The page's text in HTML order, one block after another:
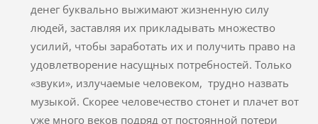
денег буквально выжимают жизненную силу
людей, заставляя их прикладывать множество
усилий, чтобы заработать их и получить право на
удовлетворение насущных потребностей. Только
«звуки», излучаемые человеком, трудно назвать
музыкой. Скорее человечество стонет и плачет вот
уже много веков подряд от постоянной потери